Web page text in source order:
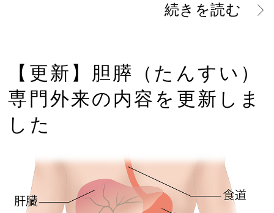
続きを読む
【更新】胆膵（たんすい）
専門外来の内容を更新しま
した